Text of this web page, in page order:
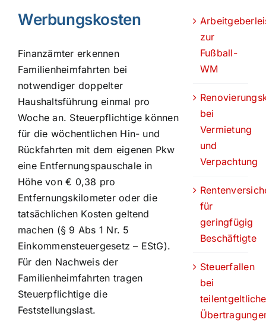
Werbungskosten
Finanzämter erkennen
Familienheimfahrten bei
notwendiger doppelter
Haushaltsführung einmal pro
Woche an. Steuerpflichtige können
für die wöchentlichen Hin- und
Rückfahrten mit dem eigenen Pkw
eine Entfernungspauschale in
Höhe von € 0,38 pro
Entfernungskilometer oder die
tatsächlichen Kosten geltend
machen (§ 9 Abs 1 Nr. 5
Einkommensteuergesetz – EStG).
Für den Nachweis der
Familienheimfahrten tragen
Steuerpflichtige die
Feststellungslast.
zur
Fußball-
WM
bei
Vermietung
und
Verpachtung
für
geringfügig
Beschäftigte
Steuerfallen
bei